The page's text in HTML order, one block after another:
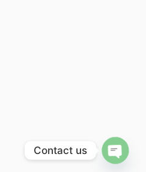
Contact us